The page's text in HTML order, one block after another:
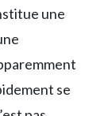
une
se